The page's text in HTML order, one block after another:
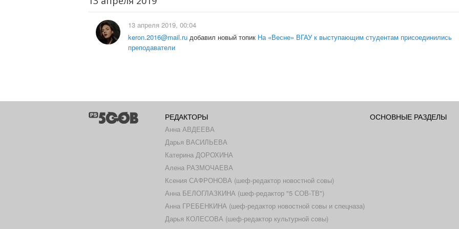
13 апреля 2019, 00:04
keron.2016@mail.ru добавил новый топик На «Весне» ВГАУ к выступающим студентам присоединились
преподаватели
РЕДАКТОРЫ
Анна АВДЕЕВА
Дарья ВАСИЛЬЕВА
Катерина ДОРОХИНА
Алена РАЗМОЧАЕВА
Ксения САФРОНОВА (шеф-редактор новостной совы)
Анна БЕЛОГЛАЗКИНА (шеф-редактор "5 СОВ-ТВ")
Анна ГРЕБЕНКИНА (шеф-редактор новостной совы и спецназа)
Дарья КОЛЕСОВА (шеф-редактор культурной совы)
ОСНОВНЫЕ РАЗДЕЛЫ